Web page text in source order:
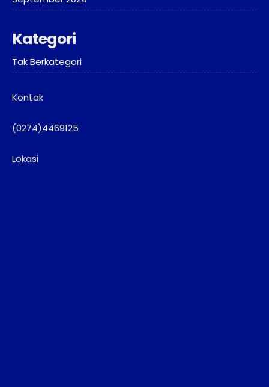
Kategori
Tak Berkategori
Kontak
(0274)4469125
Lokasi